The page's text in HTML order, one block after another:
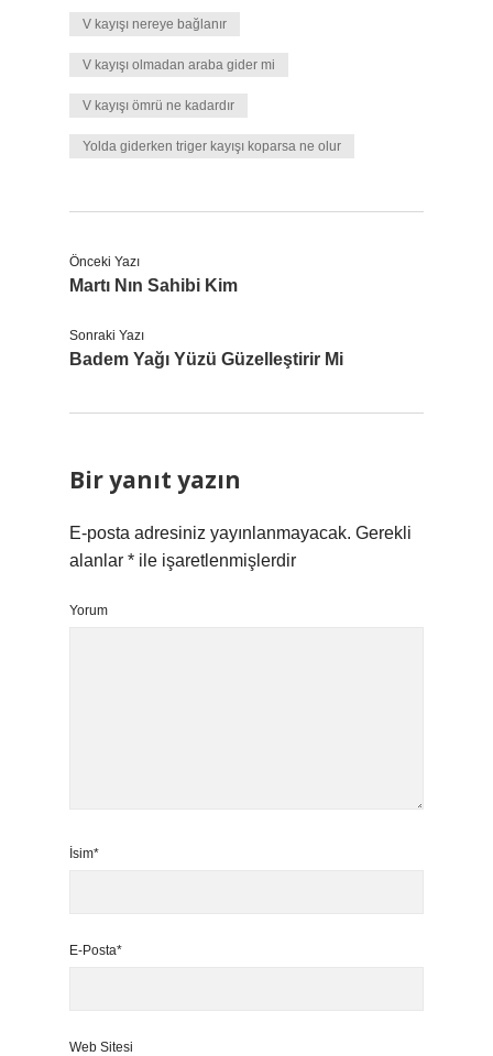
V kayışı nereye bağlanır
V kayışı olmadan araba gider mi
V kayışı ömrü ne kadardır
Yolda giderken triger kayışı koparsa ne olur
Önceki Yazı
Martı Nın Sahibi Kim
Sonraki Yazı
Badem Yağı Yüzü Güzelleştirir Mi
Bir yanıt yazın
E-posta adresiniz yayınlanmayacak. Gerekli
alanlar * ile işaretlenmişlerdir
Yorum
İsim*
E-Posta*
Web Sitesi